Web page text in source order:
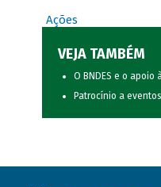
Ações
VEJA TAMBÉM
O BNDES e o apoio
Patrocínio a